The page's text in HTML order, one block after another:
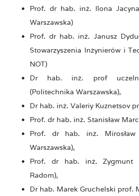
Prof. dr hab. inż. Ilona
Warszawska)
Prof. dr hab. inż. Janusz
Stowarzyszenia Inżynierów i
NOT)
Dr hab. inż. prof uczelni
(Politechnika Warszawska),
Dr hab. inż. Valeriy Kuznetsov
Prof. dr hab. inż. Stanisław
Prof. dr hab. inż. Mirosław
Warszawska),
Prof. dr hab. inż. Zygmunt
Radom),
Dr hab. Marek Gruchelski prof.